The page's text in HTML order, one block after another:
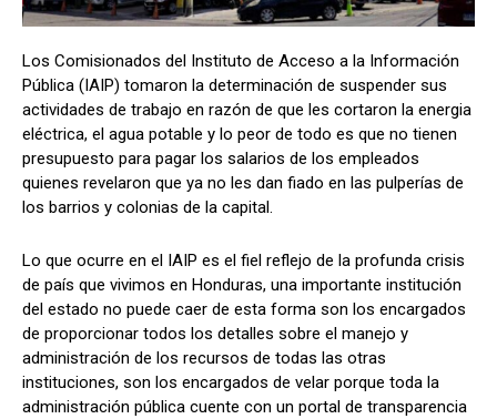
Comparta
Facebook WhatsApp
Síganos
Comparta
Facebook WhatsApp
Síganos
Los Comisionados del Instituto de Acceso a la Información
Pública (IAIP) tomaron la determinación de suspender sus
actividades de trabajo en razón de que les cortaron la energia
eléctrica, el agua potable y lo peor de todo es que no tienen
presupuesto para pagar los salarios de los empleados
quienes revelaron que ya no les dan fiado en las pulperías de
los barrios y colonias de la capital.
Lo que ocurre en el IAIP es el fiel reflejo de la profunda crisis
de país que vivimos en Honduras, una importante institución
del estado no puede caer de esta forma son los encargados
de proporcionar todos los detalles sobre el manejo y
administración de los recursos de todas las otras
instituciones, son los encargados de velar porque toda la
administración pública cuente con un portal de transparencia